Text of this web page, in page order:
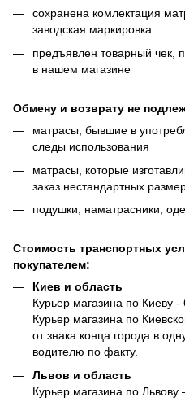
сохранена комлектация
заводская маркировка
предъявлен товарный чек,
в нашем магазине
Обмену и возврату не
матрасы, бывшие в
следы использования
матрасы, которые
заказ нестандартных
подушки, наматрасники,
Стоимость транспортных
покупателем:
Киев и область
Курьер магазина по Киеву -
Курьер магазина по
от знака конца города в
водителю по факту.
Львов и область
Курьер магазина по Львову